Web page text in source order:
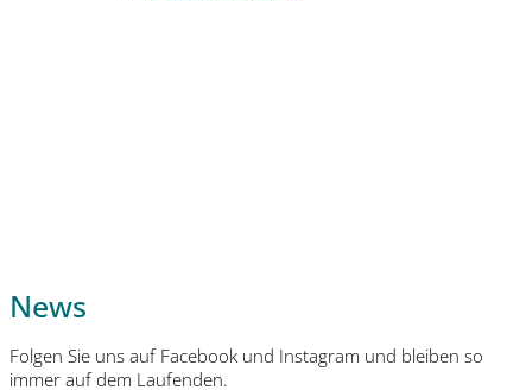
News
Folgen Sie uns auf Facebook und Instagram und bleiben so
immer auf dem Laufenden.